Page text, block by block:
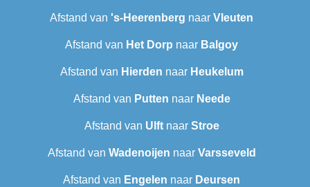
Afstand van 's-Heerenberg naar Vleuten
Afstand van Het Dorp naar Balgoy
Afstand van Hierden naar Heukelum
Afstand van Putten naar Neede
Afstand van Ulftnaar Stroe
Afstand van Wadenoijen naar Varsseveld
Afstand van Engelen naar Deursen